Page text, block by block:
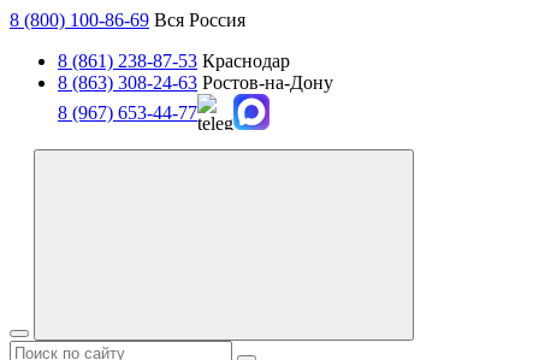
8 (800) 100-86-69 Вся Россия
8 (861) 238-87-53 Краснодар
8 (863) 308-24-63 Ростов-на-Дону
8 (967) 653-44-77